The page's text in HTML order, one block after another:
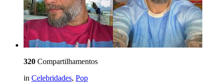
320 Compartilhamentos
in Celebridades, Pop